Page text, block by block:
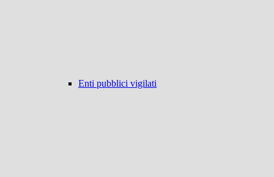
Enti pubblici vigilati